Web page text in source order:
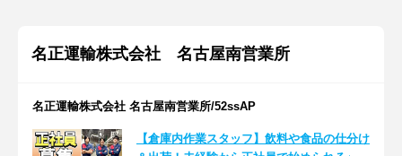
名正運輸株式会社 名古屋南営業所
名正運輸株式会社 名古屋南営業所/52ssAP
【倉庫内作業スタッフ】飲料や食品の仕分け